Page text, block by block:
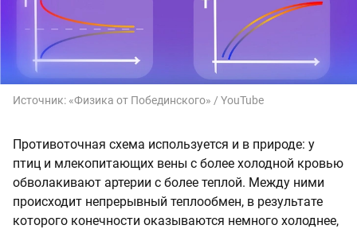
Источник: «Физика от Побединского» / YouTube
Противоточная схема используется и в природе: у
птиц и млекопитающих вены с более холодной кровью
обволакивают артерии с более теплой. Между ними
происходит непрерывный теплообмен, в результате
которого конечности оказываются немного холоднее,